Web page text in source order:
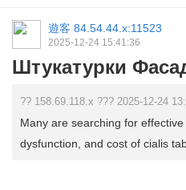
遊客 84.54.44.x:11523
2025-12-24 15:41:36
Штукатурки
?? 158.69.118.x ??? 2025-12-24
Many are searching for
dysfunction, and cost of cialis